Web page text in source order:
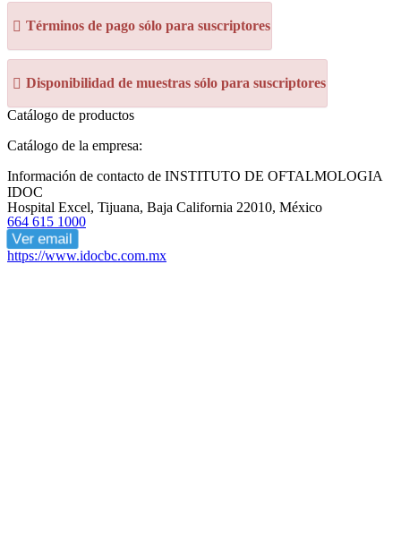
Términos de pago sólo para suscriptores
Disponibilidad de muestras sólo para suscriptores
Catálogo de productos
Catálogo de la empresa:
Información de contacto de INSTITUTO DE OFTALMOLOGIA
IDOC
Hospital Excel, Tijuana, Baja California 22010, México
664 615 1000
Ver email
https://www.idocbc.com.mx